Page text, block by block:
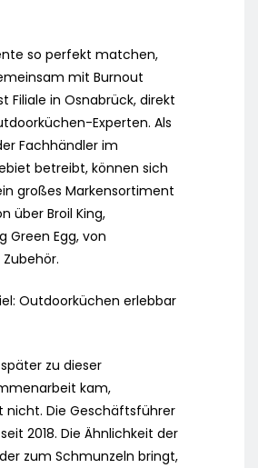
so perfekt matchen,
mit Burnout
Filiale in Osnabrück, direkt
Experten. Als
Fachhändler im
betreibt, können sich
großes Markensortiment
über Broil King,
Green Egg, von
Outdoorküchen erlebbar
zu dieser
kam,
nicht. Die Geschäftsführer
2018. Die Ähnlichkeit der
zum Schmunzeln bringt,